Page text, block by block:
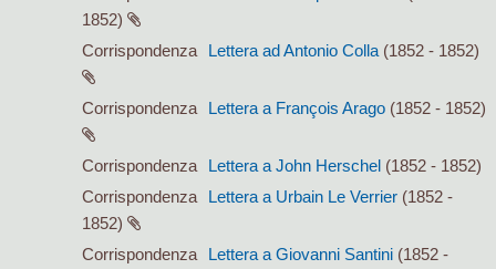
1852)
Corrispondenza
Lettera ad Antonio Colla (1852 - 1852)
Corrispondenza Lettera a François Arago (1852 - 1852)
Corrispondenza Lettera a John Herschel (1852 - 1852)
Corrispondenza
Lettera a Urbain Le Verrier (1852 -
1852)
Corrispondenza
Lettera a Giovanni Santini (1852 -